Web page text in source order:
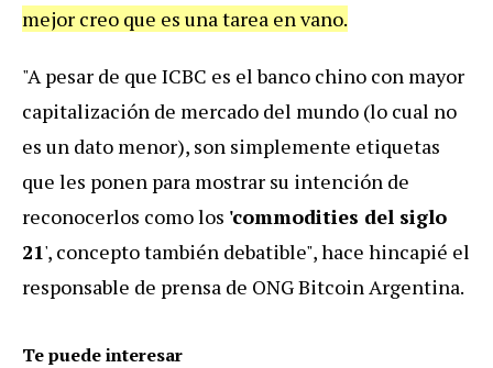
mejor creo que es una tarea en vano.
"A pesar de que ICBC es el banco chino con mayor
capitalización de mercado del mundo (lo cual no
es un dato menor), son simplemente etiquetas
que les ponen para mostrar su intención de
reconocerlos como los 'commodities del siglo
21', concepto también debatible", hace hincapié el
responsable de prensa de ONG Bitcoin Argentina.
Te puede interesar